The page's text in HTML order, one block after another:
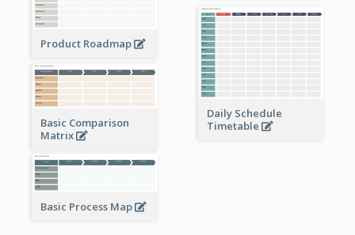
Product Roadmap
Daily Schedule
Timetable
Basic Comparison
Matrix
Basic Process Map